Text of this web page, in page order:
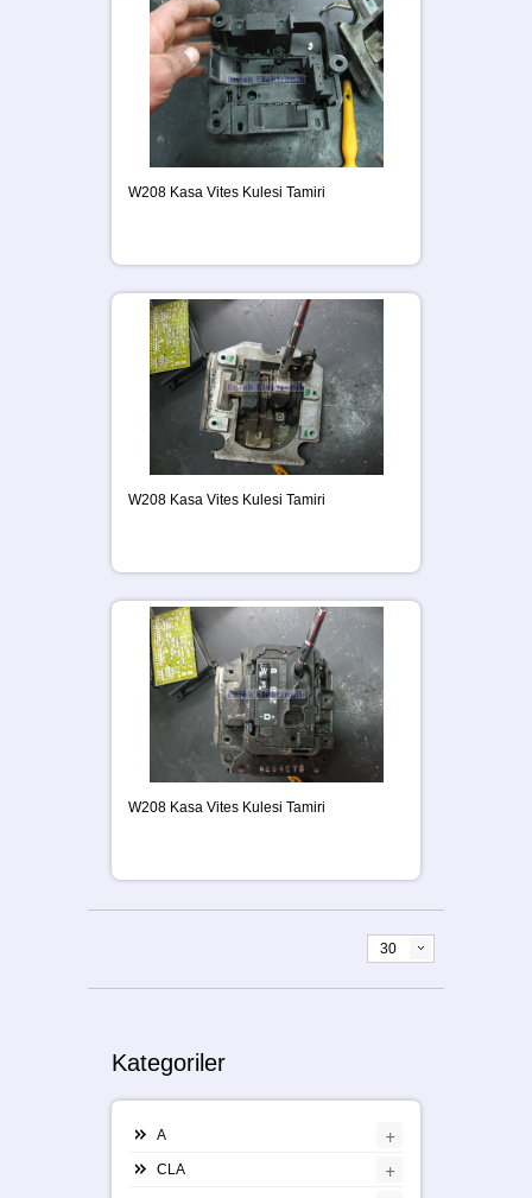
W208 Kasa Vites Kulesi Tamiri
W208 Kasa Vites Kulesi Tamiri
W208 Kasa Vites Kulesi Tamiri
30
Kategoriler
A +
CLA +